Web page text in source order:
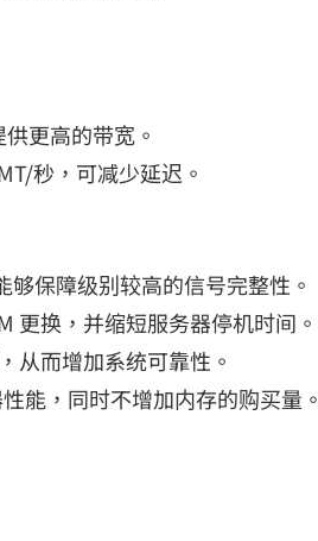
更高的带宽。
秒，可减少延迟。
保障级别较高的信号完整性。
更换，并缩短服务器停机时间。
从而增加系统可靠性。
能，同时不增加内存的购买量。